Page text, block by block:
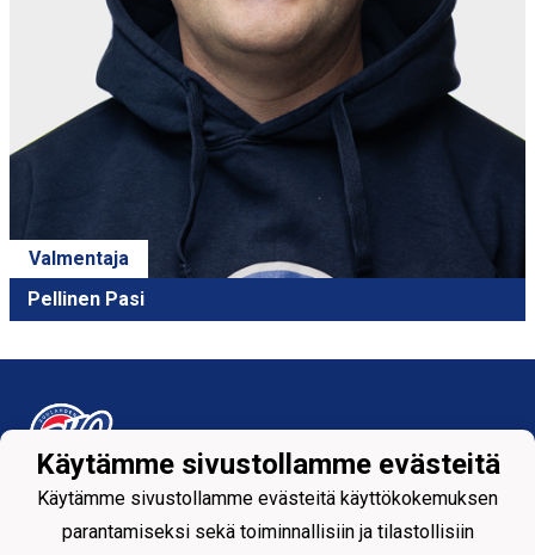
Valmentaja
Pellinen Pasi
Tietosuojaseloste
Käytämme sivustollamme evästeitä
Käytämme sivustollamme evästeitä käyttökokemuksen
parantamiseksi sekä toiminnallisiin ja tilastollisiin